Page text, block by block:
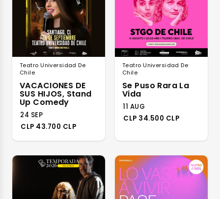
Teatro Universidad De
Chile
VACACIONES DE
SUS HIJOS, Stand
Up Comedy
24 SEP
CLP 43.700 CLP
Teatro Universidad De
Chile
Se Puso Rara La
Vida
11 AUG
CLP 34.500 CLP